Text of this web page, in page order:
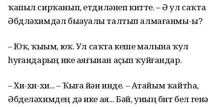
ҡапыл сирҡанып, етдиләнеп китте. – Ә ул саҡта
Әбдләхимдәл быҙауҙалҙы талтып алмағанмы-ы?
– Юҡ, ҡыҙым, юҡ. Ул саҡта кеше малына ҡул
һуҙғандарҙың ике аяғынан аҫып ҡуйғандар.
– Хи-хи-хи... – Ҡыҙға йән инде. – Атайым ҡайтһа,
Әбделәхимдең дә ике ая... Бәй, уның бит бел генә